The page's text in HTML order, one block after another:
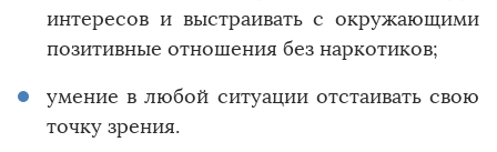
интересов и выстраивать с окружающими
позитивные отношения без наркотиков;
умение в любой ситуации отстаивать свою
точку зрения.